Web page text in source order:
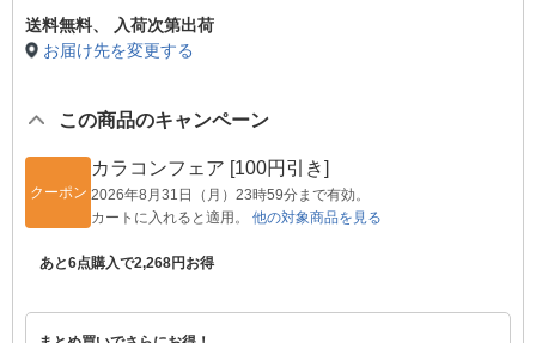
送料無料、
入荷次第出荷
お届け先を変更する
この商品のキャンペーン
クーポン
カラコンフェア [100円引き]
2026年8月31日（月）23時59分まで有効。
カートに入れると適用。 他の対象商品を見る
あと6点購入で2,268円お得